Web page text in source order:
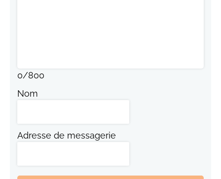
0/800
Nom
Adresse de messagerie